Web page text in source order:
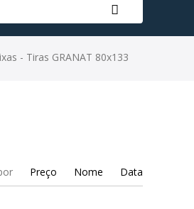
- Tiras GRANAT 80x133
Preço Nome Data